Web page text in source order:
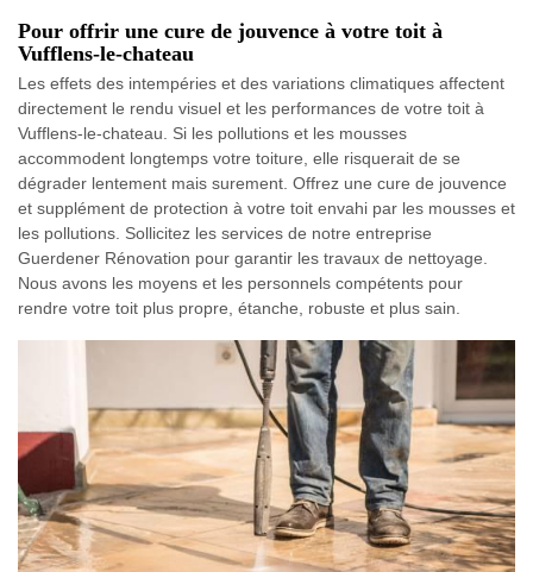
Pour offrir une cure de jouvence à votre toit à
Vufflens-le-chateau
Les effets des intempéries et des variations climatiques affectent
directement le rendu visuel et les performances de votre toit à
Vufflens-le-chateau. Si les pollutions et les mousses
accommodent longtemps votre toiture, elle risquerait de se
dégrader lentement mais surement. Offrez une cure de jouvence
et supplément de protection à votre toit envahi par les mousses et
les pollutions. Sollicitez les services de notre entreprise
Guerdener Rénovation pour garantir les travaux de nettoyage.
Nous avons les moyens et les personnels compétents pour
rendre votre toit plus propre, étanche, robuste et plus sain.